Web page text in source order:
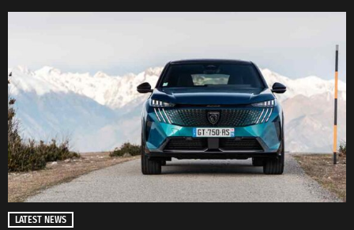
LATEST NEWS